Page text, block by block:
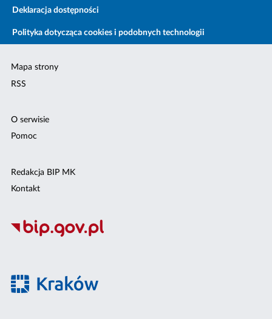
Deklaracja dostępności
Polityka dotycząca cookies i podobnych technologii
Mapa strony
RSS
O serwisie
Pomoc
Redakcja BIP MK
Kontakt